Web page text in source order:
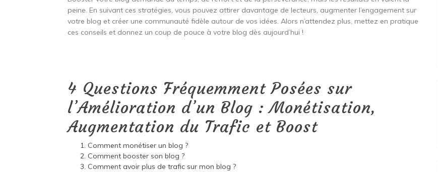
peine. En suivant ces stratégies, vous pouvez attirer davantage de lecteurs, augmenter l’engagement sur
votre blog et créer une communauté fidèle autour de vos idées. Alors n’attendez plus, mettez en pratique
ces conseils et donnez un coup de pouce à votre blog dès aujourd’hui !
4 Questions Fréquemment Posées sur
l’Amélioration d’un Blog : Monétisation,
Augmentation du Trafic et Boost
Comment monétiser un blog ?
Comment booster son blog ?
Comment avoir plus de trafic sur mon blog ?